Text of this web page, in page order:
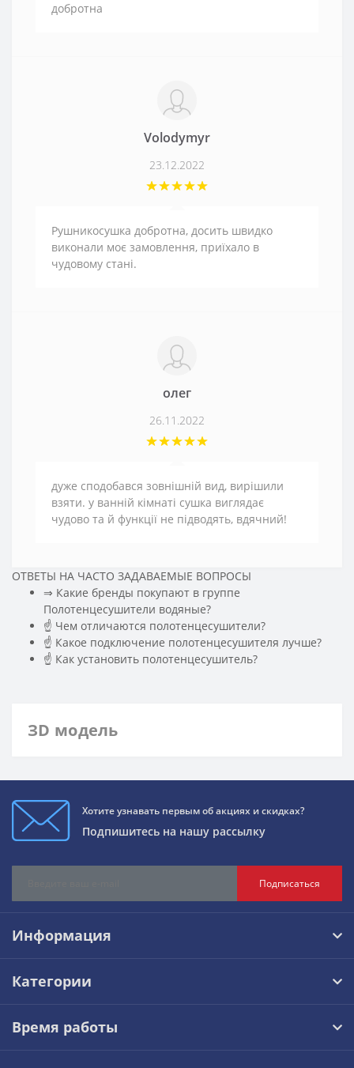
добротна
Volodymyr
23.12.2022
Рушникосушка добротна, досить швидко
виконали моє замовлення, приїхало в
чудовому стані.
олег
26.11.2022
дуже сподобався зовнішній вид, вирішили
взяти. у ванній кімнаті сушка виглядає
чудово та й функції не підводять, вдячний!
ОТВЕТЫ НА ЧАСТО ЗАДАВАЕМЫЕ ВОПРОСЫ
⇒ Какие бренды покупают в группе
Полотенцесушители водяные?
☝ Чем отличаются полотенцесушители?
☝ Какое подключение полотенцесушителя лучше?
☝ Как установить полотенцесушитель?
ЗD модель
Хотите узнавать первым об акциях и скидках?
Подпишитесь на нашу рассылку
Подписаться
Информация
Категории
Время работы